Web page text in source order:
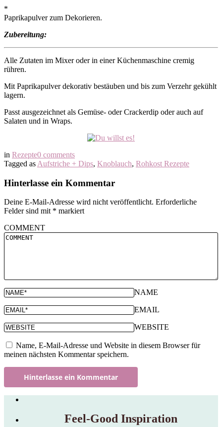
*
Paprikapulver zum Dekorieren.
Zubereitung:
Alle Zutaten im Mixer oder in einer Küchenmaschine cremig
rühren.
Mit Paprikapulver dekorativ bestäuben und bis zum Verzehr gekühlt
lagern.
Passt ausgezeichnet als Gemüse- oder Crackerdip oder auch auf
Salaten und in Wraps.
in Rezepte0 comments
Tagged as Aufstriche + Dips, Knoblauch, Rohkost Rezepte
Hinterlasse ein Kommentar
Deine E-Mail-Adresse wird nicht veröffentlicht. Erforderliche
Felder sind mit * markiert
COMMENT
NAME
EMAIL
WEBSITE
Name, E-Mail-Adresse und Website in diesem Browser für
meinen nächsten Kommentar speichern.
Feel‑Good Inspiration